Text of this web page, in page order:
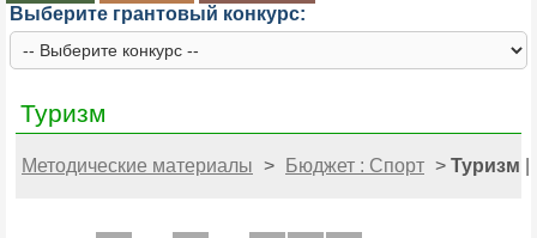
Выберите грантовый конкурс:
Туризм
Методические материалы > Бюджет : Спорт > Туризм